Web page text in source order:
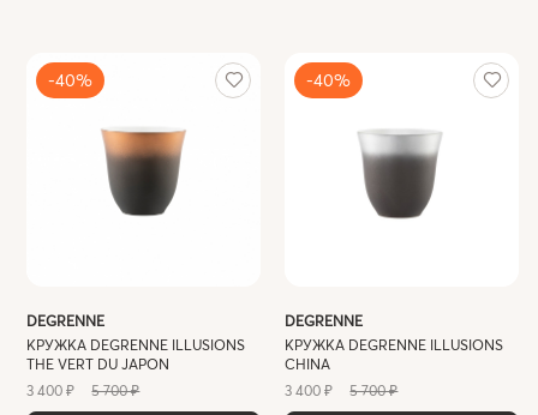
-40%
DEGRENNE
КРУЖКА DEGRENNE ILLUSIONS
THE VERT DU JAPON
3 400 ₽
5 700 ₽
-40%
DEGRENNE
КРУЖКА DEGRENNE ILLUSIONS
CHINA
3 400 ₽
5 700 ₽